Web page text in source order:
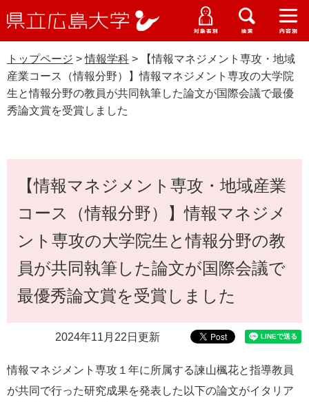
ー
ジ
先
頭
で
ニ
ュ
を
飛
ば
ニ
ー
ニ
ー
ニ
ュ
ー
立
大
学
受験生の皆さま
在学生の皆さま
研究者の皆さま
教職員の皆さま
受験生特設サイト
WEB版大学案内
資料請求
Languages
English
中文簡体 中文繁体 한국어 日本語
e
タ
ム
検
大学概要
学部・大学院・専攻科
研究・地域連携・国際交流
入試情報
トップページ >情報学科 >
【情報マネジメント専攻・地域
産業コース（情報分野）】情報マネジメント専攻の大学院
生と情報分野の教員が共同執筆した論文が国際会議で最優
秀論文賞を受賞しました
【情報マネジメント専攻・地域産業
コース（情報分野）】情報マネジメ
ント専攻の大学院生と情報分野の教
員が共同執筆した論文が国際会議で
最優秀論文賞を受賞しました
2024年11月22日更新
情報マネジメント専攻１年に所属する諫山楓花と指導教員
が共同で行った研究成果を発表した以下の論文がイタリア